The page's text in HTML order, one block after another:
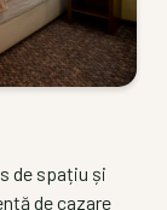
de spațiu și
de cazare